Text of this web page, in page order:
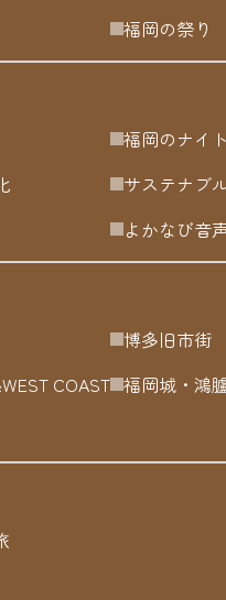
福岡の祭り
福岡のナイ
サステナブ
よかなび音
博多旧市街
COAST 福岡城・鴻